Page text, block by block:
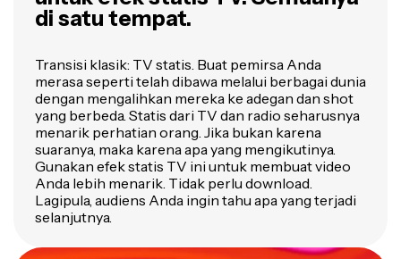
di satu tempat.
Transisi klasik: TV statis. Buat pemirsa Anda
merasa seperti telah dibawa melalui berbagai dunia
dengan mengalihkan mereka ke adegan dan shot
yang berbeda. Statis dari TV dan radio seharusnya
menarik perhatian orang. Jika bukan karena
suaranya, maka karena apa yang mengikutinya.
Gunakan efek statis TV ini untuk membuat video
Anda lebih menarik. Tidak perlu download.
Lagipula, audiens Anda ingin tahu apa yang terjadi
selanjutnya.